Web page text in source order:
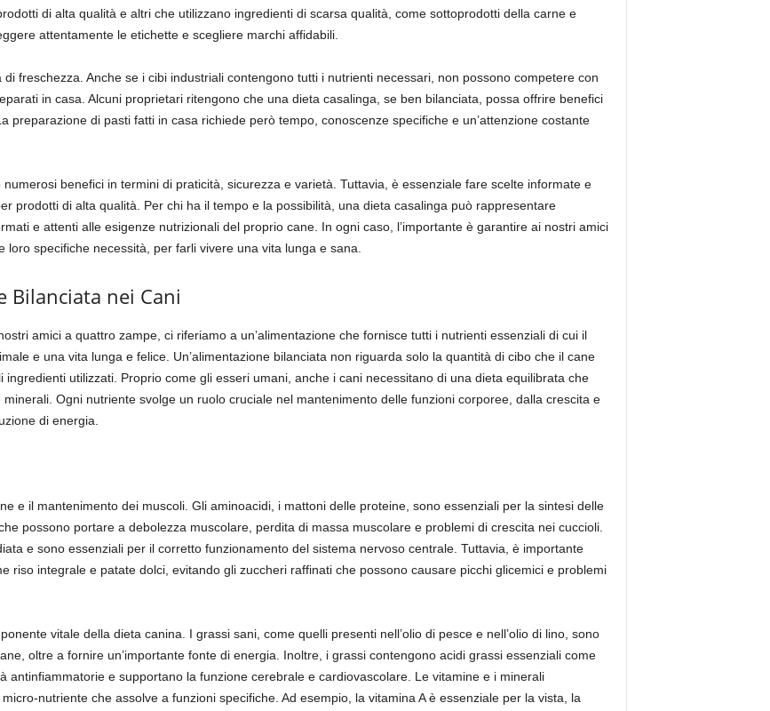
di alta qualità e altri che utilizzano ingredienti di scarsa qualità, come sottoprodotti della carne e
attentamente le etichette e scegliere marchi affidabili.
freschezza. Anche se i cibi industriali contengono tutti i nutrienti necessari, non possono competere con
in casa. Alcuni proprietari ritengono che una dieta casalinga, se ben bilanciata, possa offrire benefici
preparazione di pasti fatti in casa richiede però tempo, conoscenze specifiche e un’attenzione costante
benefici in termini di praticità, sicurezza e varietà. Tuttavia, è essenziale fare scelte informate e
prodotti di alta qualità. Per chi ha il tempo e la possibilità, una dieta casalinga può rappresentare
e attenti alle esigenze nutrizionali del proprio cane. In ogni caso, l’importante è garantire ai nostri amici
loro specifiche necessità, per farli vivere una vita lunga e sana.
Bilanciata nei Cani
amici a quattro zampe, ci riferiamo a un’alimentazione che fornisce tutti i nutrienti essenziali di cui il
e una vita lunga e felice. Un’alimentazione bilanciata non riguarda solo la quantità di cibo che il cane
utilizzati. Proprio come gli esseri umani, anche i cani necessitano di una dieta equilibrata che
Ogni nutriente svolge un ruolo cruciale nel mantenimento delle funzioni corporee, dalla crescita e
di energia.
e il mantenimento dei muscoli. Gli aminoacidi, i mattoni delle proteine, sono essenziali per la sintesi delle
possono portare a debolezza muscolare, perdita di massa muscolare e problemi di crescita nei cuccioli.
e sono essenziali per il corretto funzionamento del sistema nervoso centrale. Tuttavia, è importante
riso integrale e patate dolci, evitando gli zuccheri raffinati che possono causare picchi glicemici e problemi
vitale della dieta canina. I grassi sani, come quelli presenti nell’olio di pesce e nell’olio di lino, sono
oltre a fornire un’importante fonte di energia. Inoltre, i grassi contengono acidi grassi essenziali come
antinfiammatorie e supportano la funzione cerebrale e cardiovascolare. Le vitamine e i minerali
nutriente che assolve a funzioni specifiche. Ad esempio, la vitamina A è essenziale per la vista, la